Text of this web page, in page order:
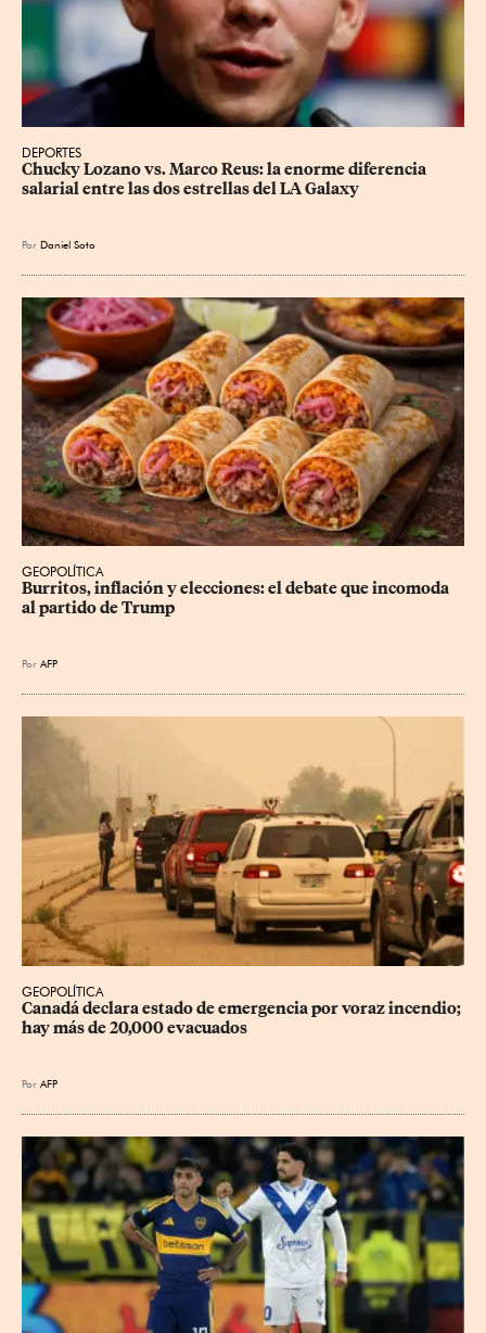
DEPORTES
Chucky Lozano vs. Marco Reus: la enorme diferencia
salarial entre las dos estrellas del LA Galaxy
Por Daniel Soto
GEOPOLÍTICA
Burritos, inflación y elecciones: el debate que incomoda
al partido de Trump
Por AFP
GEOPOLÍTICA
Canadá declara estado de emergencia por voraz incendio;
hay más de 20,000 evacuados
Por AFP